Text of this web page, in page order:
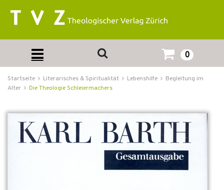
0
Startseite Literarisches & Spiritualität Lebenshilfe
Begleitung im
Alter
Die Theologie Schleiermachers